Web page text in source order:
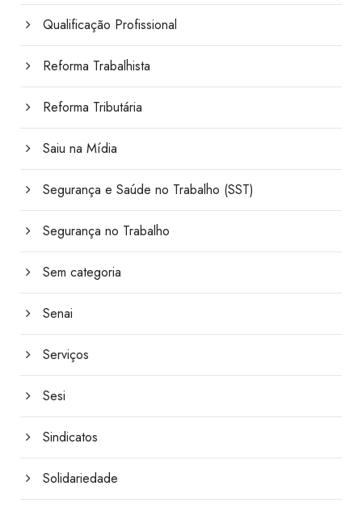
Qualificação Profissional
Reforma Trabalhista
Reforma Tributária
Saiu na Mídia
Segurança e Saúde no Trabalho (SST)
Segurança no Trabalho
Sem categoria
Senai
Serviços
Sesi
Sindicatos
Solidariedade